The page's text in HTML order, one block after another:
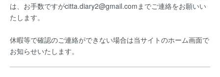
は、お手数ですがcitta.diary2@gmail.comまでご連絡をお願いい
たします。
休暇等で確認のご連絡ができない場合は当サイトのホーム画面で
お知らせいたします。